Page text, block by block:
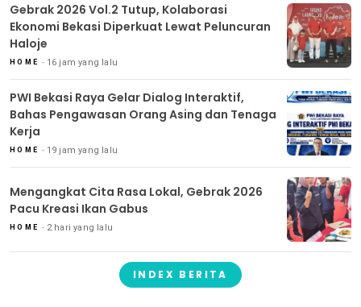
Gebrak 2026 Vol.2 Tutup, Kolaborasi
Ekonomi Bekasi Diperkuat Lewat Peluncuran
Haloje
HOME 16 jam yang lalu
PWI Bekasi Raya Gelar Dialog Interaktif,
Bahas Pengawasan Orang Asing dan Tenaga
Kerja
HOME 19 jam yang lalu
Mengangkat Cita Rasa Lokal, Gebrak 2026
Pacu Kreasi Ikan Gabus
HOME 2 hari yang lalu
INDEX BERITA